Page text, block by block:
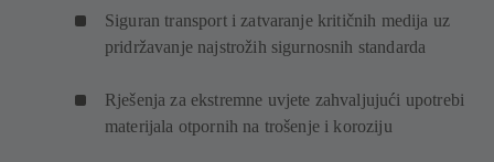
Siguran transport i zatvaranje kritičnih medija uz
pridržavanje najstrožih sigurnosnih standarda
Rješenja za ekstremne uvjete zahvaljujući upotrebi
materijala otpornih na trošenje i koroziju